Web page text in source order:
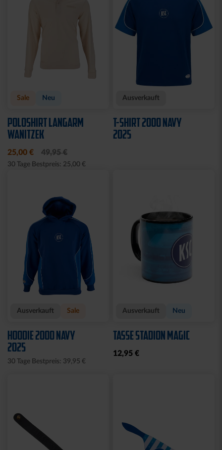
Sale Neu
POLOSHIRT LANGARM
WANITZEK
25,00 € 49,95 €
30 Tage Bestpreis: 25,00 €
Ausverkauft
T-SHIRT 2000 NAVY
2025
Ausverkauft Sale
HOODIE 2000 NAVY
2025
30 Tage Bestpreis: 39,95 €
Ausverkauft Neu
TASSE STADION MAGIC
12,95 €